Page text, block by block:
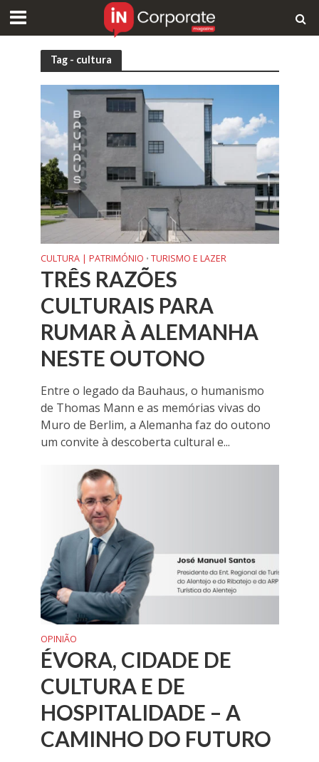
Tag - cultura
CULTURA | PATRIMÓNIO • TURISMO E LAZER
TRÊS RAZÕES
CULTURAIS PARA
RUMAR À ALEMANHA
NESTE OUTONO
Entre o legado da Bauhaus, o humanismo
de Thomas Mann e as memórias vivas do
Muro de Berlim, a Alemanha faz do outono
um convite à descoberta cultural e...
OPINIÃO
ÉVORA, CIDADE DE
CULTURA E DE
HOSPITALIDADE – A
CAMINHO DO FUTURO